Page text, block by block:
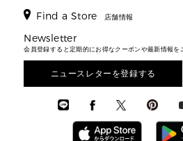
ウェア
アクセサリー
アクセサリー
メンズ バッ
メンズ 財布・
メンズ シュー
メンズ ウェ
メンズ 時計・
▶ メンズすべ
メンズ財布・
メンズアクセサ
メンズウェ
トラベル
3 IN 1 / 2 IN 1 バ
▶ メンズすべて
▶ メンズすべ
▶ メンズすべて
▶ メンズすべて
▶ バッグすべ
通勤・通学アイ
3 IN 1 バッグ
ミニ財布・フラグメ
財布・小物
時計・ジュエ
アクセサリ
エディターレビ
Find a Store 店舗情報
Newsletter
会員登録すると定期的にお得なクーポンや最新情報を
ニュースレターを登録する